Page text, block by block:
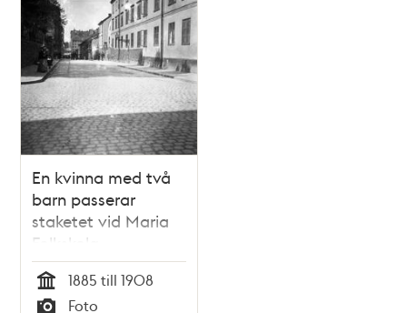
En kvinna med två
barn passerar
staketet vid Maria
Folkskola.
Timmermansgatan
går norrut från
Wollmar
Tid
1885 till 1908
Foto